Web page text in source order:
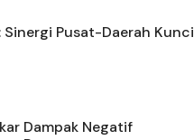
Pusat-Daerah Kunci
Dampak Negatif